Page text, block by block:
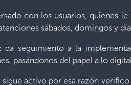
con los usuarios, quienes
sábados, domingos y
seguimiento a la
pasándonos del papel a lo
activo por esa razón